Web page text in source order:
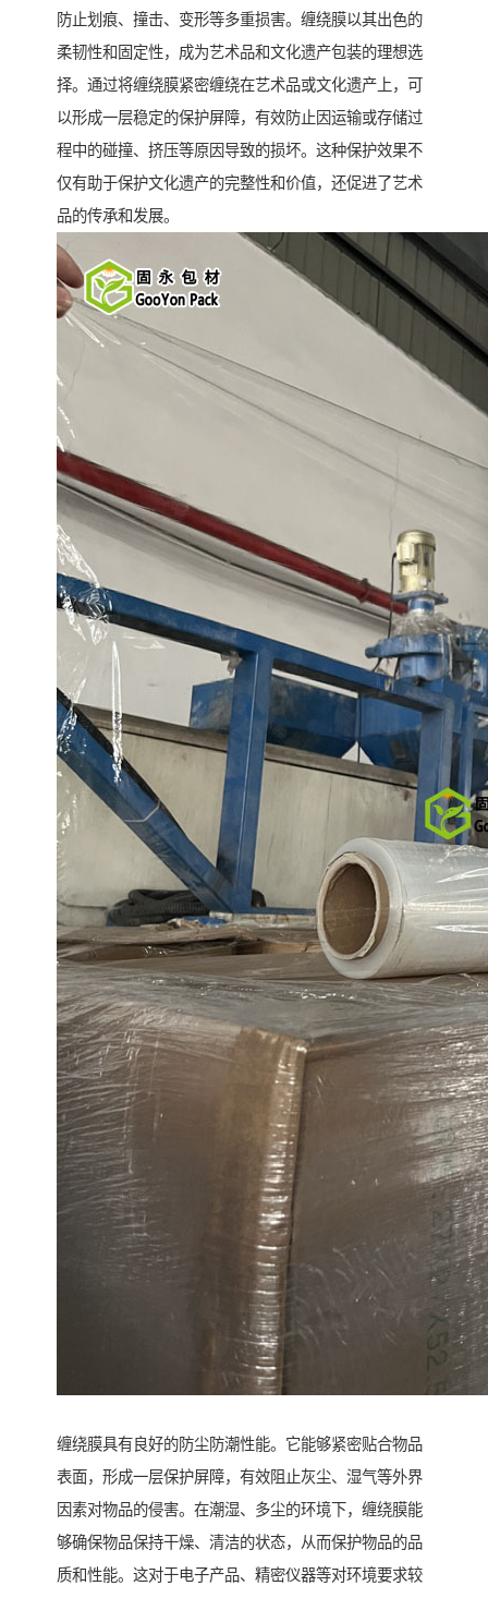
防止划痕、撞击、变形等多重损害。缠绕膜以其出色的
柔韧性和固定性，成为艺术品和文化遗产包装的理想选
择。通过将缠绕膜紧密缠绕在艺术品或文化遗产上，可
以形成一层稳定的保护屏障，有效防止因运输或存储过
程中的碰撞、挤压等原因导致的损坏。这种保护效果不
仅有助于保护文化遗产的完整性和价值，还促进了艺术
品的传承和发展。
缠绕膜具有良好的防尘防潮性能。它能够紧密贴合物品
表面，形成一层保护屏障，有效阻止灰尘、湿气等外界
因素对物品的侵害。在潮湿、多尘的环境下，缠绕膜能
够确保物品保持干燥、清洁的状态，从而保护物品的品
质和性能。这对于电子产品、精密仪器等对环境要求较